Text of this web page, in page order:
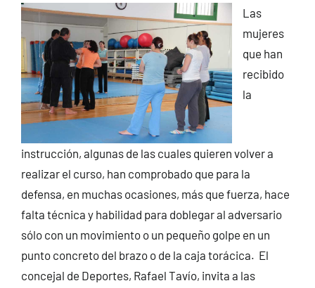
Las
mujeres
que han
recibido
la
instrucción, algunas de las cuales quieren volver a
realizar el curso, han comprobado que para la
defensa, en muchas ocasiones, más que fuerza, hace
falta técnica y habilidad para doblegar al adversario
sólo con un movimiento o un pequeño golpe en un
punto concreto del brazo o de la caja torácica. El
concejal de Deportes, Rafael Tavío, invita a las